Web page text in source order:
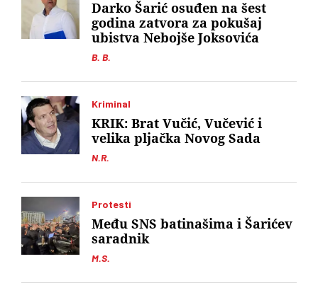
B. B.
Darko Šarić osuđen na šest
godina zatvora za pokušaj
ubistva Nebojše Joksovića
Kriminal
N.R.
KRIK: Brat Vučić, Vučević i
velika pljačka Novog Sada
Protesti
M.S.
Među SNS batinašima i Šarićev
saradnik